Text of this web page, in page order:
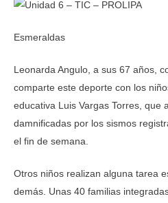
Esmeraldas
Leonarda Angulo, a sus 67 años,
comparte este deporte con los
educativa Luis Vargas Torres, que
damnificadas por los sismos
el fin de semana.
Otros niños realizan alguna tarea
demás. Unas 40 familias